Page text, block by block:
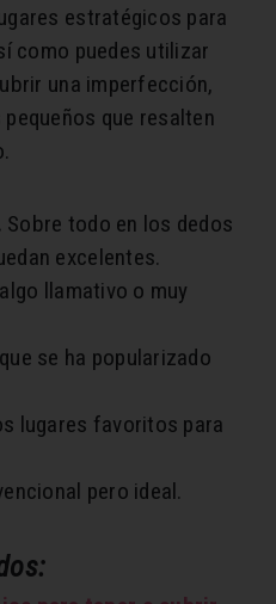
estratégicos para
como puedes utilizar
una imperfección,
que resalten
Sobre todo en los dedos
excelentes.
llamativo o muy
se ha popularizado
lugares favoritos para
pero ideal.